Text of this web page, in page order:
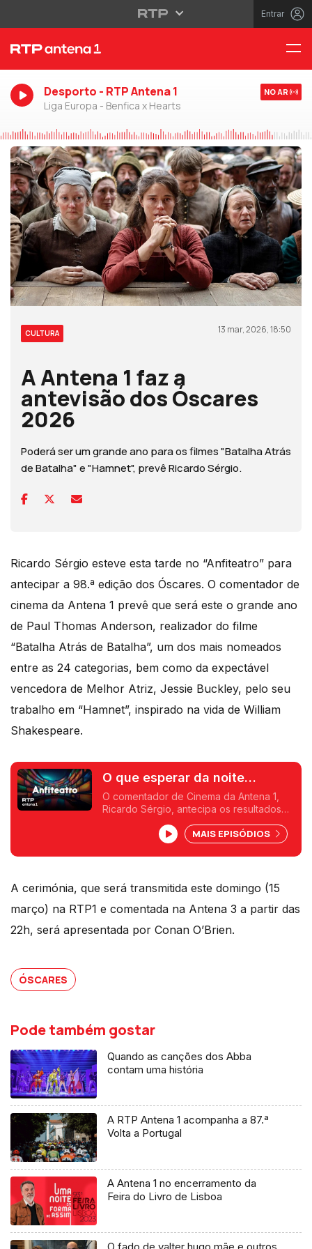
Entrar
Desporto - RTP Antena 1
Liga Europa - Benfica x Hearts
NO AR
CULTURA 13 mar, 2026, 18:50
A Antena 1 faz a
antevisão dos Óscares
2026
Poderá ser um grande ano para os filmes "Batalha Atrás
de Batalha" e "Hamnet", prevê Ricardo Sérgio.
Ricardo Sérgio esteve esta tarde no “Anfiteatro” para
antecipar a 98.ª edição dos Óscares. O comentador de
cinema da Antena 1 prevê que será este o grande ano
de Paul Thomas Anderson, realizador do filme
“Batalha Atrás de Batalha”, um dos mais nomeados
entre as 24 categorias, bem como da expectável
vencedora de Melhor Atriz, Jessie Buckley, pelo seu
trabalho em “Hamnet”, inspirado na vida de William
Shakespeare.
O que esperar da noite
Óscares, o inevitável e as
surpresas
O comentador de Cinema da Antena 1,
Ricardo Sérgio, antecipa os resultados
certezas, as dúvidas e as surpresas que
podem acontecer na festa maior do
cinema.
MAIS EPISÓDIOS
A cerimónia, que será transmitida este domingo (15
março) na RTP1 e comentada na Antena 3 a partir das
22h, será apresentada por Conan O’Brien.
ÓSCARES
Pode também gostar
Quando as canções dos Abba
contam uma história
A RTP Antena 1 acompanha a 87.ª
Volta a Portugal
A Antena 1 no encerramento da
Feira do Livro de Lisboa
O fado de valter hugo mãe e outros